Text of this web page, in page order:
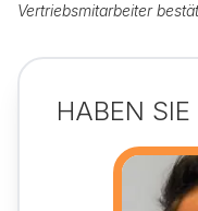
Vertriebsmitarbeiter
HABEN